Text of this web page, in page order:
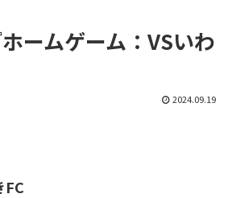
ームゲーム：VSいわ
2024.09.19
FC